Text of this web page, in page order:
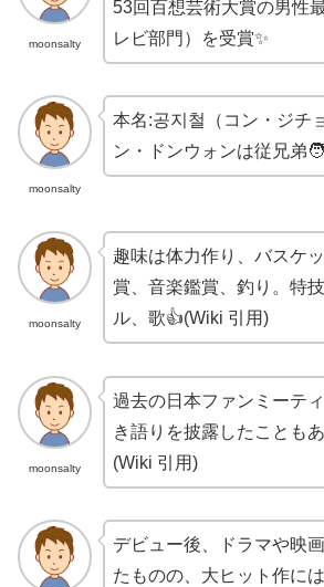
moonsalty
53回百想芸術大賞の男性
レビ部門）を受賞✨
moonsalty
本名:공지철（コン・ジチ
ン・ドンウォンは従兄弟🧑
moonsalty
趣味は体力作り、バスケ
賞、音楽鑑賞、釣り。特
ル、歌👍(Wiki 引用)
moonsalty
過去の日本ファンミーテ
き語りを披露したことも
(Wiki 引用)
デビュー後、ドラマや映
たものの、大ヒット作に